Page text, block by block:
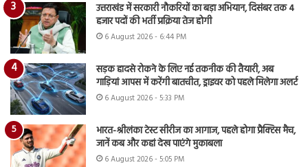
उत्तराखंड में सरकारी नौकरियों का बड़ा अभियान, दिसंबर तक 4
हजार पदों की भर्ती प्रक्रिया तेज होगी
6 August 2026 - 6:44 PM
सड़क हादसे रोकने के लिए नई तकनीक की तैयारी, अब
गाड़ियां आपस में करेंगी बातचीत, ड्राइवर को पहले मिलेगा अलर्ट
6 August 2026 - 5:33 PM
भारत-श्रीलंका टेस्ट सीरीज का आगाज, पहले होगा प्रैक्टिस मैच,
जानें कब और कहां देख पाएंगे मुकाबला
6 August 2026 - 5:05 PM